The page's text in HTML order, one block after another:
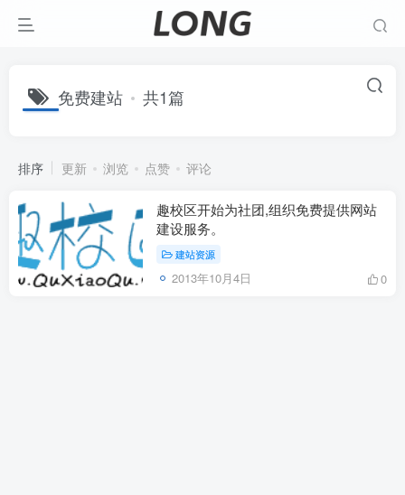
免费建站 共1篇
排序 更新 浏览 点赞 评论
趣校区开始为社团,组织免费提供网站
建设服务。
建站资源
2013年10月4日 0